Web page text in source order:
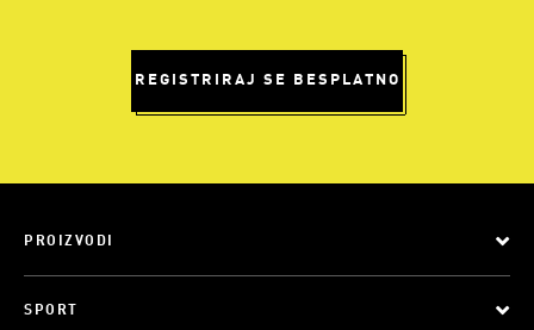
REGISTRIRAJ SE BESPLATNO
PROIZVODI
SPORT